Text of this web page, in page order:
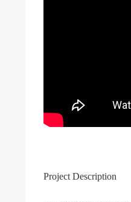
Project Description